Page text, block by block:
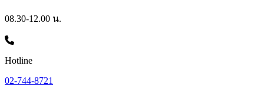
08.30-12.00 น.
Hotline
02-744-8721